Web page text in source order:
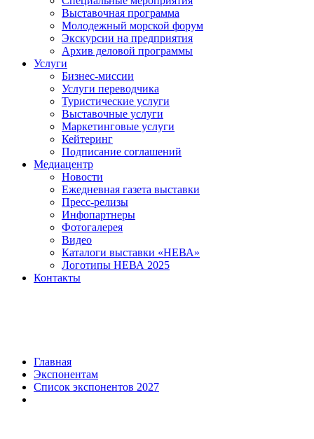
Выставочная программа
Молодежный морской форум
Экскурсии на предприятия
Архив деловой программы
Услуги
Бизнес-миссии
Услуги переводчика
Туристические услуги
Выставочные услуги
Маркетинговые услуги
Кейтеринг
Подписание соглашений
Медиацентр
Новости
Ежедневная газета выставки
Пресс-релизы
Инфопартнеры
Фотогалерея
Видео
Каталоги выставки «НЕВА»
Логотипы НЕВА 2025
Контакты
Главная
Экспонентам
Список экспонентов 2027